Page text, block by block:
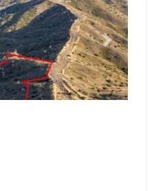
Επόμενο